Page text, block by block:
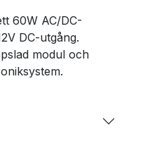
60W AC/DC-
DC-utgång.
modul och